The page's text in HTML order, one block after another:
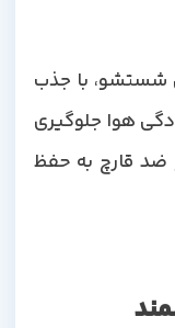
با جذب
هوا جلوگیری
قارچ به حفظ